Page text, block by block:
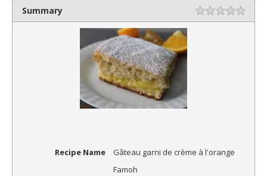
Summary Rating
Recipe Name
Gâteau garni de crème à l'orange
Famoh